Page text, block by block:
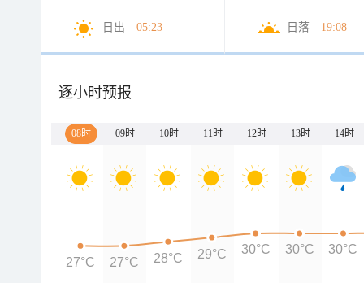
日出 05:23 日落 19:08
逐小时预报
08时 09时 10时 11时 12时 13时 14时
27°C 27°C 28°C 29°C 30°C 30°C 30°C